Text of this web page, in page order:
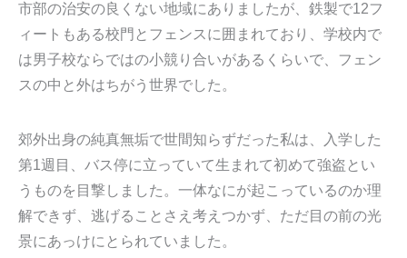
市部の治安の良くない地域にありましたが、鉄製で12フ
ィートもある校門とフェンスに囲まれており、学校内で
は男子校ならではの小競り合いがあるくらいで、フェン
スの中と外はちがう世界でした。
郊外出身の純真無垢で世間知らずだった私は、入学した
第1週目、バス停に立っていて生まれて初めて強盗とい
うものを目撃しました。一体なにが起こっているのか理
解できず、逃げることさえ考えつかず、ただ目の前の光
景にあっけにとられていました。